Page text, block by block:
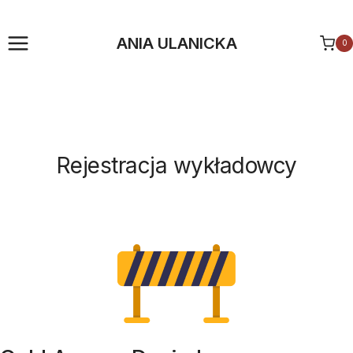
treści
ANIA ULANICKA 0
Rejestracja wykładowcy